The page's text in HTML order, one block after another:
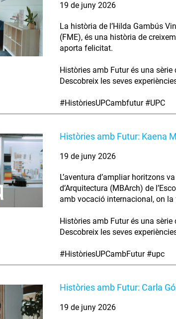
19 de juny 2026
La història de l’Hilda Gambús
(FME), és una història de
aporta felicitat.
Històries amb Futur és una
Descobreix les seves
#HistòriesUPCambfutur #UPC
Històries amb Futur: Kaena
19 de juny 2026
L’aventura d’ampliar horitzons
d’Arquitectura (MBArch) de
amb vocació internacional, on
Històries amb Futur és una
Descobreix les seves
#HistòriesUPCambFutur #upc
Històries amb Futur: Carla
19 de juny 2026